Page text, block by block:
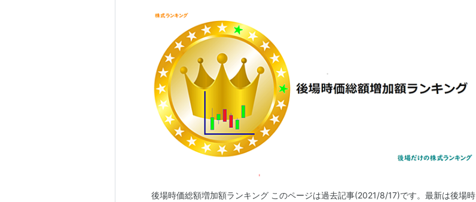
後場時価総額増加額ランキング このページは過去記事(2021/8/17)です。最新は後場時